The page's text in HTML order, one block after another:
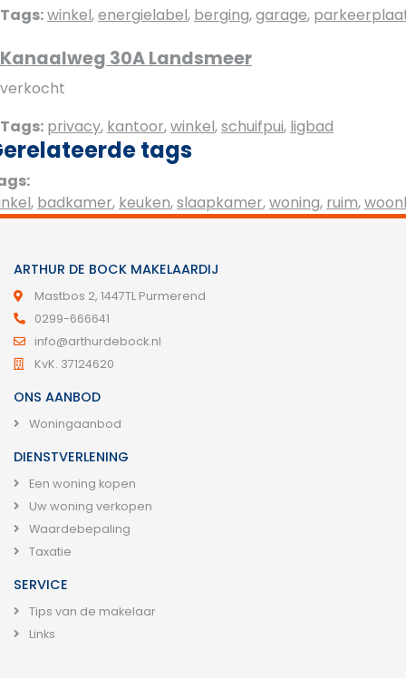
Tags:winkel,energielabel, berging,garage,
Kanaalweg 30A Landsmeer
verkocht
Tags: privacy, kantoor,winkel,schuifpui, ligbad
tags
, badkamer, keuken,slaapkamer,woning, ruim,
ARTHUR DE BOCK MAKELAARDIJ
Mastbos 2, 1447TL Purmerend
0299-666641
info@arthurdebock.nl
KvK. 37124620
ONS AANBOD
Woningaanbod
DIENSTVERLENING
Een woning kopen
Uw woning verkopen
Waardebepaling
Taxatie
SERVICE
Tips van de makelaar
Links